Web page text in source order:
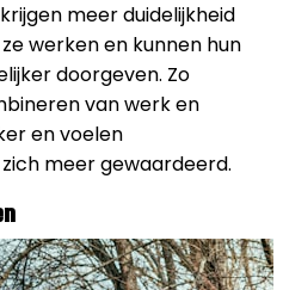
meer duidelijkheid
werken en kunnen hun
doorgeven. Zo
van werk en
en voelen
meer gewaardeerd.